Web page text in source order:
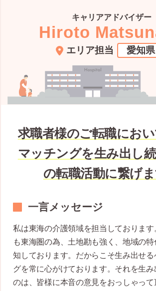
キャリアアドバイザー
Hiroto
エリア担当 愛知県
求職者様のご転職にお
マッチングを生み出し
の転職活動に繋げま
一言メッセージ
私は東海の介護領域を担当しております
も東海圏の為、土地勘も強く、地域の
知しております。だからこそ生み出せ
グを常に心がけております。それを生
のは、皆様に本音の意見をおっしゃって